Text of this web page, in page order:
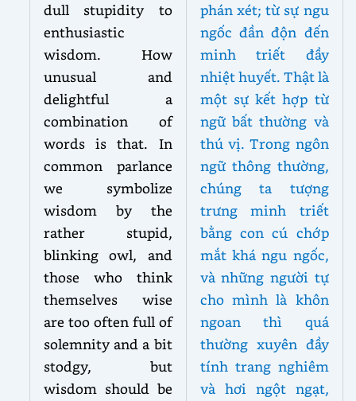
dull stupidity to
enthusiastic
wisdom. How
unusual and
delightful a
combination of
words is that. In
common parlance
we symbolize
wisdom by the
rather stupid,
blinking owl, and
those who think
themselves wise
are too often full of
solemnity and a bit
stodgy, but
wisdom should be
phán xét; từ sự ngu
ngốc đần độn đến
minh triết đầy
nhiệt huyết. Thật là
một sự kết hợp từ
ngữ bất thường và
thú vị. Trong ngôn
ngữ thông thường,
chúng ta tượng
trưng minh triết
bằng con cú chớp
mắt khá ngu ngốc,
và những người tự
cho mình là khôn
ngoan thì quá
thường xuyên đầy
tính trang nghiêm
và hơi ngột ngạt,